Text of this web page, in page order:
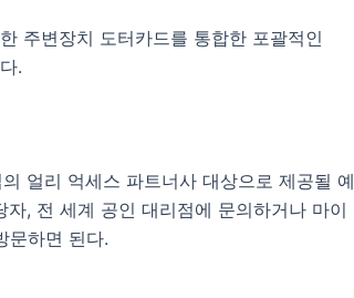
주변장치 도터카드를 통합한 포괄적인
.
얼리 억세스 파트너사 대상으로 제공될 예
, 전 세계 공인 대리점에 문의하거나 마이
문하면 된다.